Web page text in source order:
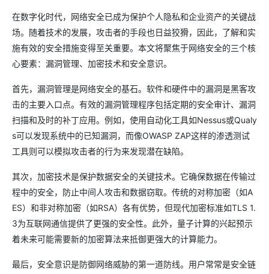
在数字化时代，网络安全已成为保护个人隐私和企业资产的关键战
场。随着技术的发展，攻击者的手段也日益狡猾，因此，了解和实
施有效的安全措施变得至关重要。本文将聚焦于网络安全的三个核
心要素：漏洞管理、加密技术和安全意识。
首先，漏洞管理是网络安全的基石。软件和硬件中的漏洞是黑客攻
击的主要入口点。有效的漏洞管理程序包括定期的安全审计、漏洞
扫描和及时的补丁应用。例如，使用自动化工具如Nessus或Qualy
s可以发现系统中的已知漏洞，而像OWASP ZAP这样的渗透测试
工具则可以模拟攻击者的行为来发现潜在缺陷。
其次，加密技术是保护数据安全的关键技术。它确保数据在传输过
程中的安全，防止中间人攻击和数据窃取。传统的对称加密（如A
ES）和非对称加密（如RSA）各有优势，但现代加密标准如TLS 1.
3为互联网通信提供了更强的安全性。此外，量子计算的兴起预示
着未来可能需要新的加密算法来抵御更强大的计算能力。
最后，安全意识是防御网络威胁的第一道防线。用户常常是安全链